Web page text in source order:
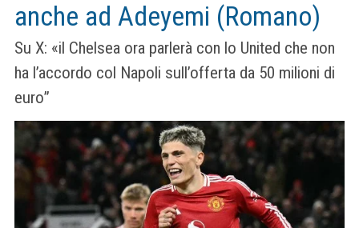
anche ad Adeyemi (Romano)
Su X: «il Chelsea ora parlerà con lo United che non
ha l’accordo col Napoli sull’offerta da 50 milioni di
euro”